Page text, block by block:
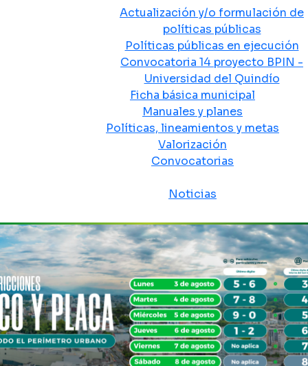
Actualización y/o formulación de
políticas públicas
Políticas públicas en ejecución
Convocatoria 14 proyecto BPIN -
Universidad del Quindío
Ficha básica municipal
Manuales y planes
Políticas, lineamientos y metas
Valorización
Convocatorias
Noticias